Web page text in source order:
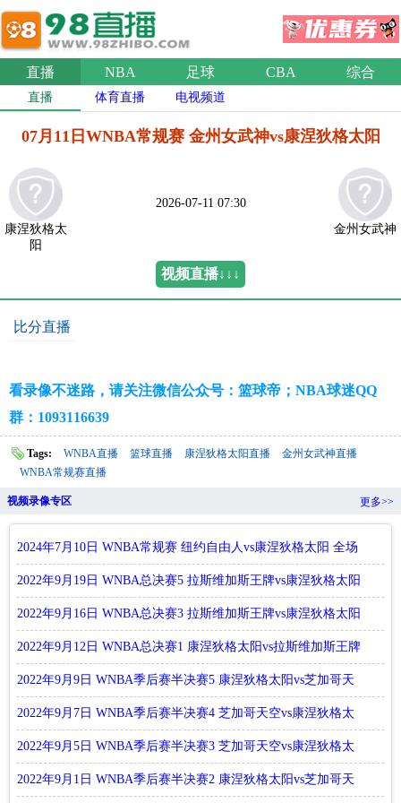
直播 NBA 足球 CBA 综合
直播 体育直播 电视频道
07月11日WNBA常规赛 金州女武神vs康涅狄格太阳
康涅狄格太
阳
2026-07-11 07:30
金州女武神
视频直播↓↓↓
比分直播
看录像不迷路，请关注微信公众号：篮球帝；NBA球迷QQ
群：1093116639
Tags: WNBA直播 篮球直播 康涅狄格太阳直播
金州女武神直播
WNBA常规赛直播
视频录像专区 更多>>
2024年7月10日 WNBA常规赛 纽约自由人vs康涅狄格太阳 全场
集锦
2022年9月19日 WNBA总决赛5 拉斯维加斯王牌vs康涅狄格太阳
全场
2022年9月16日 WNBA总决赛3 拉斯维加斯王牌vs康涅狄格太阳
全场
2022年9月12日 WNBA总决赛1 康涅狄格太阳vs拉斯维加斯王牌
全场
2022年9月9日 WNBA季后赛半决赛5 康涅狄格太阳vs芝加哥天
空 全场
2022年9月7日 WNBA季后赛半决赛4 芝加哥天空vs康涅狄格太
阳 全场
2022年9月5日 WNBA季后赛半决赛3 芝加哥天空vs康涅狄格太
阳 全场
2022年9月1日 WNBA季后赛半决赛2 康涅狄格太阳vs芝加哥天